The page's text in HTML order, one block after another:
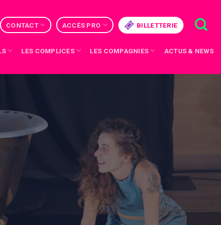
CONTACT ACCÈS PRO BILLETTERIE
LES COMPLICES LES COMPAGNIES ACTUS & NEWS
ATTENTION À TA TÊTE
LE POLPESSE